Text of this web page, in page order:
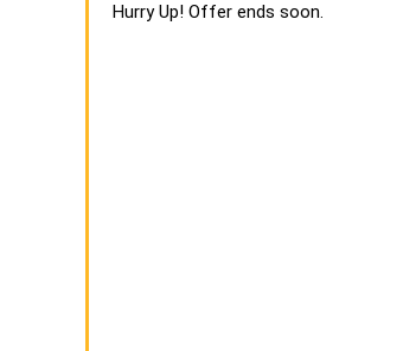
Hurry Up! Offer ends soon.